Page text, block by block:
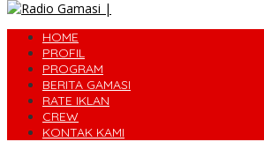
HOME
PROFIL
PROGRAM
BERITA GAMASI
RATE IKLAN
CREW
KONTAK KAMI